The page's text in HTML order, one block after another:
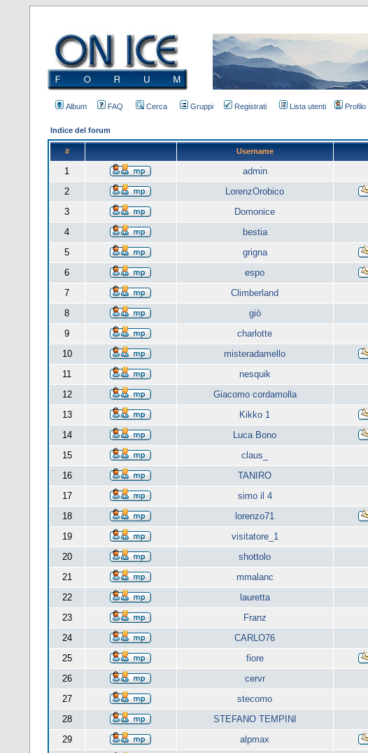
Album FAQ Cerca Gruppi Registrati Lista utenti Profilo
Indice del forum
# Username
1 admin
2
LorenzOrobico
3
Domonice
4
bestia
5
grigna
6
espo
7
Climberland
8
giò
9
charlotte
10
misteradamello
11
nesquik
12
Giacomo cordamolla
13
Kikko 1
14
Luca Bono
15
claus_
16
TANIRO
17
simo il 4
18
lorenzo71
19
visitatore_1
20
shottolo
21
mmalanc
22
lauretta
23
Franz
24
CARLO76
25
fiore
26
cervr
27
stecomo
28
STEFANO TEMPINI
29
alpmax